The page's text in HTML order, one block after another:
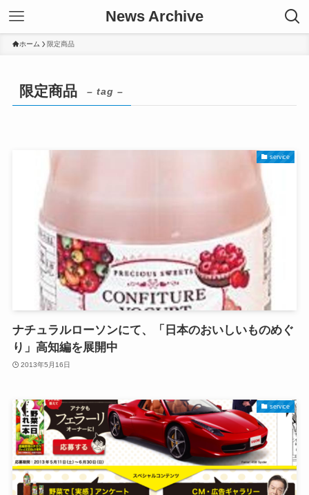
News Archive
ホーム 限定商品
限定商品 – tag –
service
ナチュラルローソンにて、「日本のおいしいものめぐ
り」高知編を展開中
2013年5月16日
service